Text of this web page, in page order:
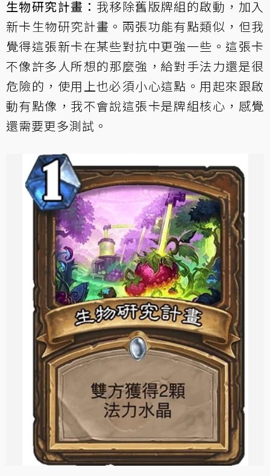
生物研究計畫： 我移除舊版牌組的啟動，加入
新卡生物研究計畫。兩張功能有點類似，但我
覺得這張新卡在某些對抗中更強一些。這張卡
不像許多人所想的那麼強，給對手法力還是很
危險的，使用上也必須小心這點。用起來跟啟
動有點像，我不會說這張卡是牌組核心，感覺
還需要更多測試。